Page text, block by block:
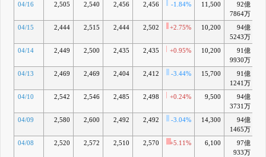
04/16 2,505 2,540 2,456 2,456 -1.84% 11,500
92億
7864万
04/15 2,444 2,515 2,444 2,502 +2.75% 10,200
94億
5243万
04/14 2,449 2,500 2,435 2,435 +0.95% 10,200
91億
9930万
04/13 2,469 2,469 2,404 2,412 -3.44% 15,700
91億
1241万
04/10 2,542 2,546 2,485 2,498 +0.24% 9,500
94億
3731万
04/09 2,580 2,600 2,492 2,492 -3.04% 14,300
94億
1465万
04/08 2,520 2,572 2,510 2,570 +5.11% 6,100
97億
933万